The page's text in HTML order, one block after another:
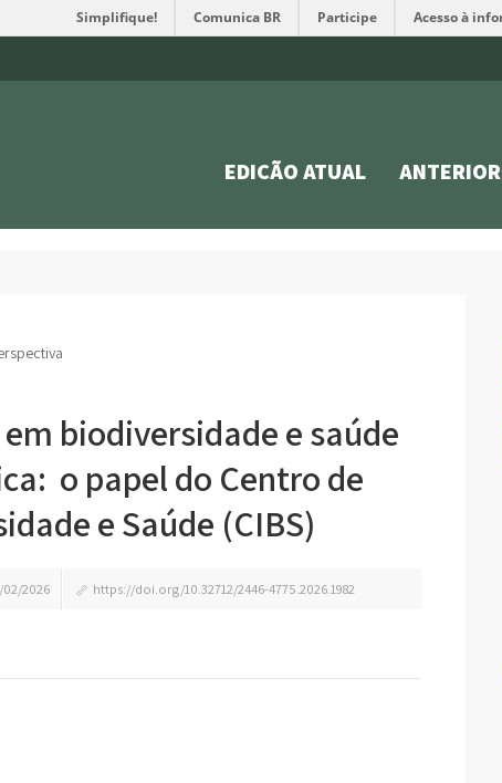
Simplifique! Comunica BR Participe Acesso à
EDIÇÃO ATUAL
biodiversidade e saúde
o papel do Centro de
e Saúde (CIBS)
02/2026 https://doi.org/10.32712/2446-4775.2026.1982